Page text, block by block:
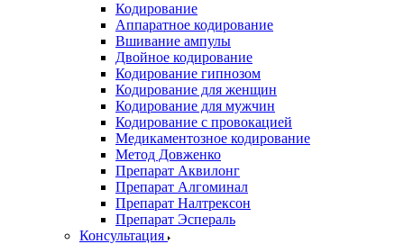
Кодирование
Аппаратное кодирование
Вшивание ампулы
Двойное кодирование
Кодирование гипнозом
Кодирование для женщин
Кодирование для мужчин
Кодирование с провокацией
Медикаментозное кодирование
Метод Довженко
Препарат Аквилонг
Препарат Алгоминал
Препарат Налтрексон
Препарат Эспераль
Консультация